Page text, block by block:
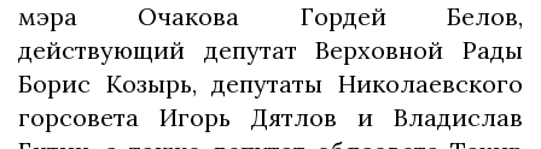
мэра Очакова Гордей Белов,
действующий депутат Верховной Рады
Борис Козырь, депутаты Николаевского
горсовета Игорь Дятлов и Владислав